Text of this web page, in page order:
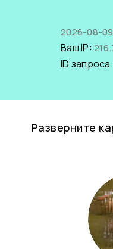
2026-08-
Ваш IP:
ID запроса:
Разверните